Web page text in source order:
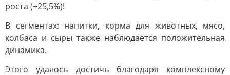
роста (+25,5%)!
В сегментах: напитки, корма для животных, мясо,
колбаса и сыры также наблюдается положительная
динамика.
Этого удалось достичь благодаря комплексному